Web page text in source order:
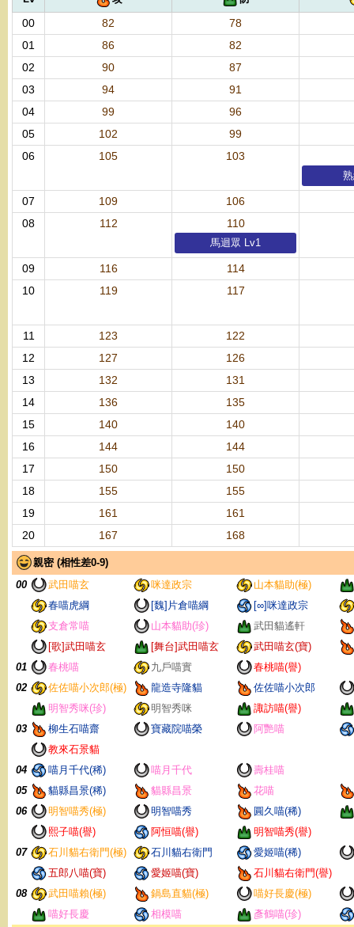
00 82
78
01
86
82
02
90
87
03
94
91
04
99
96
05
102
99
06
105 103
07 109
106
08
112 110
馬迴眾 Lv1
09 116
114
10
119 117
11 123
122
12
127
126
13
132
131
14
136 135
15
140 140
16
144 144
17
150 150
18
155 155
19
161 161
20
167 168
親密 (相性差0-9)
00
武田喵玄 咪達政宗
山本貓助(極)
春喵虎綱
[魏]片倉喵綱
[∞]咪達政宗
支倉常喵
山本貓助(珍)
武田貓遙軒
[歌]武田喵玄
[舞台]武田喵玄
武田喵玄(寶)
01
春桃喵 九戶喵實
春桃喵(譽)
02
佐佐喵小次郎(極) 龍造寺隆貓
佐佐喵小次郎
明智秀咪(珍)
明智秀咪
諏訪喵(譽)
03
柳生石喵齋 寶藏院喵榮
阿艷喵
教來石景貓
04
喵月千代(稀) 喵月千代
壽桂喵
05
貓縣昌景(稀) 貓縣昌景
花喵
06
明智喵秀(極) 明智喵秀
圓久喵(稀)
熙子喵(譽)
阿恒喵(譽)
明智喵秀(譽)
07
石川貓右衛門(極) 石川貓右衛門
愛姬喵(稀)
五郎八喵(寶)
愛姬喵(寶)
石川貓右衛門(譽)
08
武田喵賴(極) 鍋島直貓(極)
喵好長慶(極)
喵好長慶
相模喵
彥鶴喵(珍)